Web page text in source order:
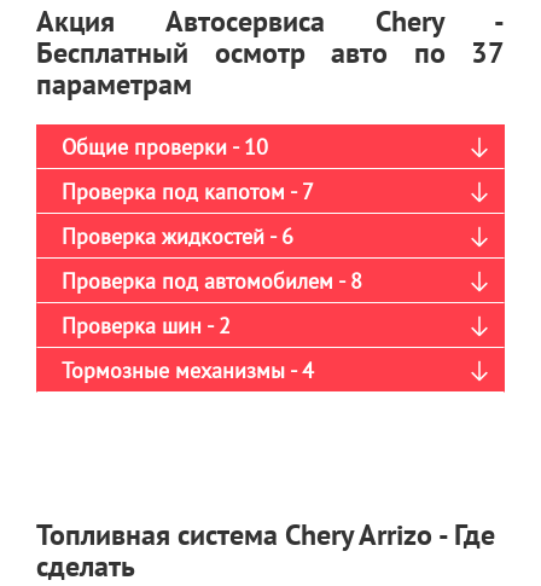
Акция Автосервиса Chery -
Бесплатный осмотр авто по 37
параметрам
Общие проверки - 10
Проверка под капотом - 7
Проверка жидкостей - 6
Проверка под автомобилем - 8
Проверка шин - 2
Тормозные механизмы - 4
Топливная система Chery Arrizo - Где
сделать